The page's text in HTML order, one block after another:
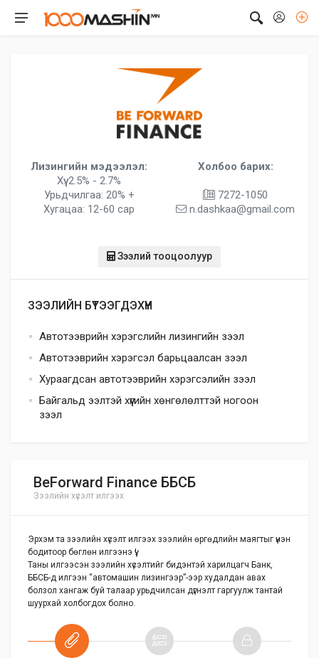
Лизингийн мэдээлэл:
Хүү: 2.5% - 2.7%
Урьдчилгаа: 20% +
Хугацаа: 12-60 сар
Холбоо барих:
7272-1050
n.dashkaa@gmail.com
Зээлий тооцоолуур
ЗЭЭЛИЙН БҮТЭЭГДЭХҮҮН
Автотээврийн хэрэгслийн лизингийн зээл
Автотээврийн хэрэгсэл барьцаалсан зээл
Хураагдсан автотээврийн хэрэгсэлийн зээл
Байгальд ээлтэй хүүгийн хөнгөлөлттэй ногоон
зээл
BeForward Finance ББСБ
Зээлийн хүсэлт илгээх
Эрхэм та зээлийн хүсэлт илгээх зээлийн өргөдлийн маягтыг үнэн
бодитоор бөглөн илгээнэ үү!
Таны илгээсэн зээлийн хүсэлтийг бидэнтэй харилцагч Банк,
ББСБ-д илгээн “автомашин лизингээр”-ээр худалдан авах
болзол хангаж буй талаар урьдчилсан дүгнэлт гаргуулж тантай
шуурхай холбогдох болно.